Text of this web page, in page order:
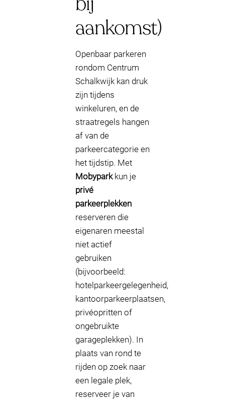
aankomst)
Openbaar parkeren
rondom Centrum
Schalkwijk kan druk
zijn tijdens
winkeluren, en de
straatregels hangen
af van de
parkeercategorie en
het tijdstip. Met
Mobyparkkun je
privé
parkeerplekken
reserveren die
eigenaren meestal
niet actief
gebruiken
(bijvoorbeeld:
hotelparkeergelegenheid,
kantoorparkeerplaatsen,
privéopritten of
ongebruikte
garageplekken). In
plaats van rond te
rijden op zoek naar
een legale plek,
reserveer je van